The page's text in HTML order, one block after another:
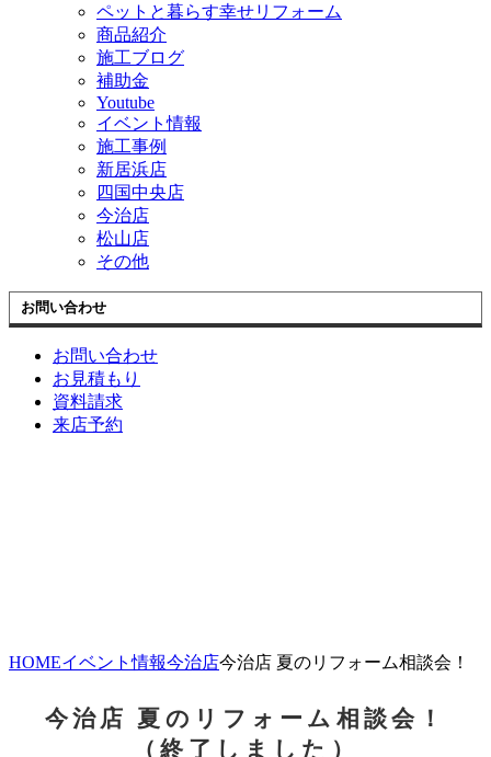
ペットと暮らす幸せリフォーム
商品紹介
施工ブログ
補助金
Youtube
イベント情報
施工事例
新居浜店
四国中央店
今治店
松山店
その他
お問い合わせ
お問い合わせ
お見積もり
資料請求
来店予約
HOMEイベント情報今治店今治店 夏のリフォーム相談会！
今治店 夏のリフォーム相談会！
（終了しました）